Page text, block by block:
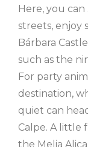
Here, you
streets, enjoy
Bárbara
such as the
For party
destination,
quiet can
Calpe. A little
the Melia